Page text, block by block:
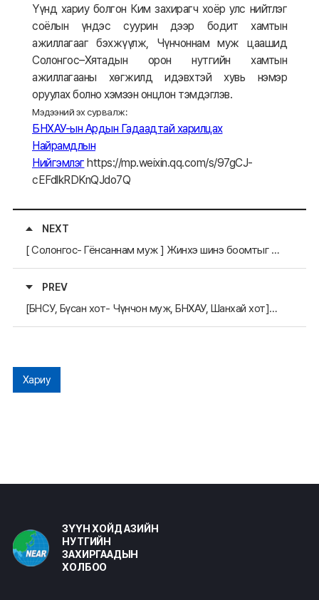
Үүнд хариу болгон Ким захирагч хоёр улс нийтлэг
соёлын үндэс суурин дээр бодит хамтын
ажиллагааг бэхжүүлж, Чүнчоннам муж цаашид
Солонгос–Хятадын орон нутгийн хамтын
ажиллагааны хөгжилд идэвхтэй хувь нэмэр
оруулах болно хэмээн онцлон тэмдэглэв.
Мэдээний эх сурвалж:
БНХАУ-ын Ардын Гадаадтай харилцах
Найрамдлын
Нийгэмлэг https://mp.weixin.qq.com/s/97gCJ-
cEFdlkRDKnQJdo7Q
NEXT
[ Солонгос- Гёнсаннам муж ] Жинхэ шинэ боомтыг Хойд туйлын далайн замд гарах төв болгон хөгжүүлэх асуудлаар дугуй ширээний уулзалт зохион байгуулав.
PREV
[БНСУ, Бүсан хот- Чүнчон муж, БНХАУ, Шанхай хот] Шанхай хотын Ардын Төлөөлөгчдийн Их Хурлын дэд дарга Чэнь Жин тэргүүтэй төлөөлөгчид БНСУ-д айлчлав.
Хариу
ЗҮҮН ХОЙД АЗИЙН
НУТГИЙН
ЗАХИРГААДЫН
ХОЛБОО